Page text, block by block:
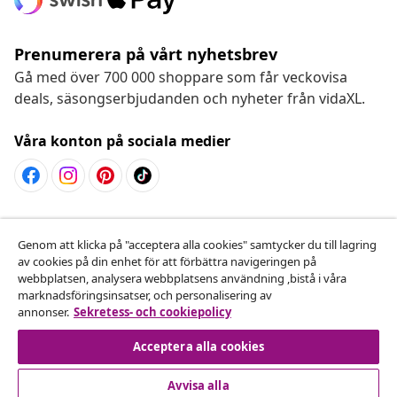
Prenumerera på vårt nyhetsbrev
Gå med över 700 000 shoppare som får veckovisa
deals, säsongserbjudanden och nyheter från vidaXL.
Våra konton på sociala medier
Avbryta avtalet
Skicka in en begäran om uttag för din beställning.
Avbryta avtalet
Kundservice
Genom att klicka på "acceptera alla cookies" samtycker du till lagring
av cookies på din enhet för att förbättra navigeringen på
webbplatsen, analysera webbplatsens användning ,bistå i våra
marknadsföringsinsatser, och personalisering av
annonser. Sekretess- och cookiepolicy
Acceptera alla cookies
Avvisa alla